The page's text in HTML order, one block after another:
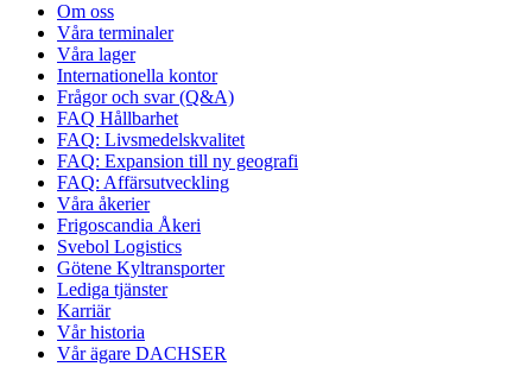
Om oss
Våra terminaler
Våra lager
Internationella kontor
Frågor och svar (Q&A)
FAQ Hållbarhet
FAQ: Livsmedelskvalitet
FAQ: Expansion till ny geografi
FAQ: Affärsutveckling
Våra åkerier
Frigoscandia Åkeri
Svebol Logistics
Götene Kyltransporter
Lediga tjänster
Karriär
Vår historia
Vår ägare DACHSER